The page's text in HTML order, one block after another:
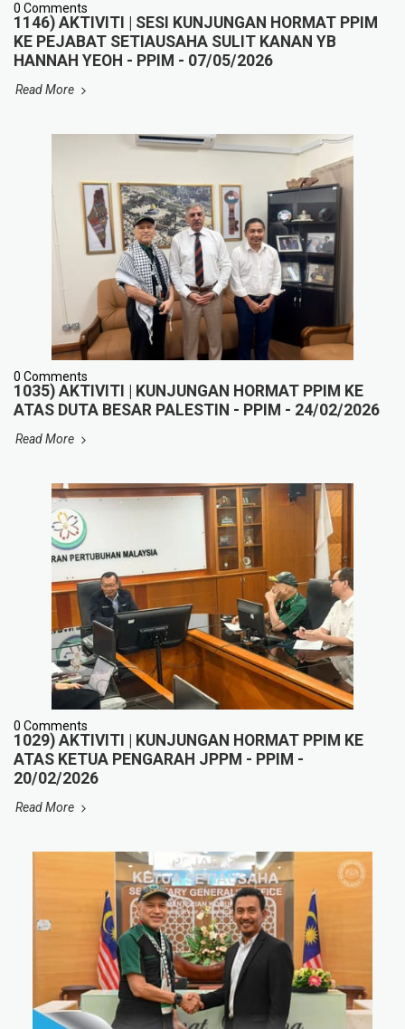
0 Comments
1146) AKTIVITI | SESI KUNJUNGAN HORMAT PPIM
KE PEJABAT SETIAUSAHA SULIT KANAN YB
HANNAH YEOH - PPIM - 07/05/2026
Read More
0 Comments
1035) AKTIVITI | KUNJUNGAN HORMAT PPIM KE
ATAS DUTA BESAR PALESTIN - PPIM - 24/02/2026
Read More
0 Comments
1029) AKTIVITI | KUNJUNGAN HORMAT PPIM KE
ATAS KETUA PENGARAH JPPM - PPIM -
20/02/2026
Read More